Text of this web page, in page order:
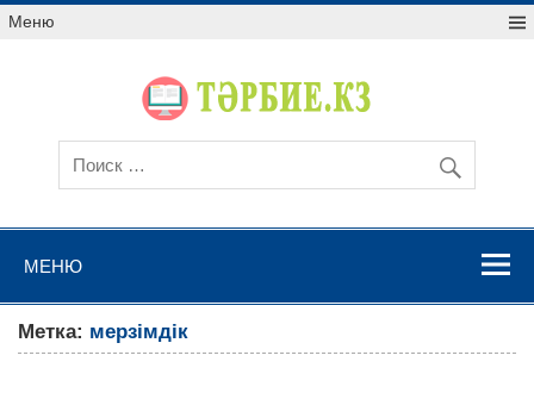
Меню
МЕНЮ
Метка: мерзімдік